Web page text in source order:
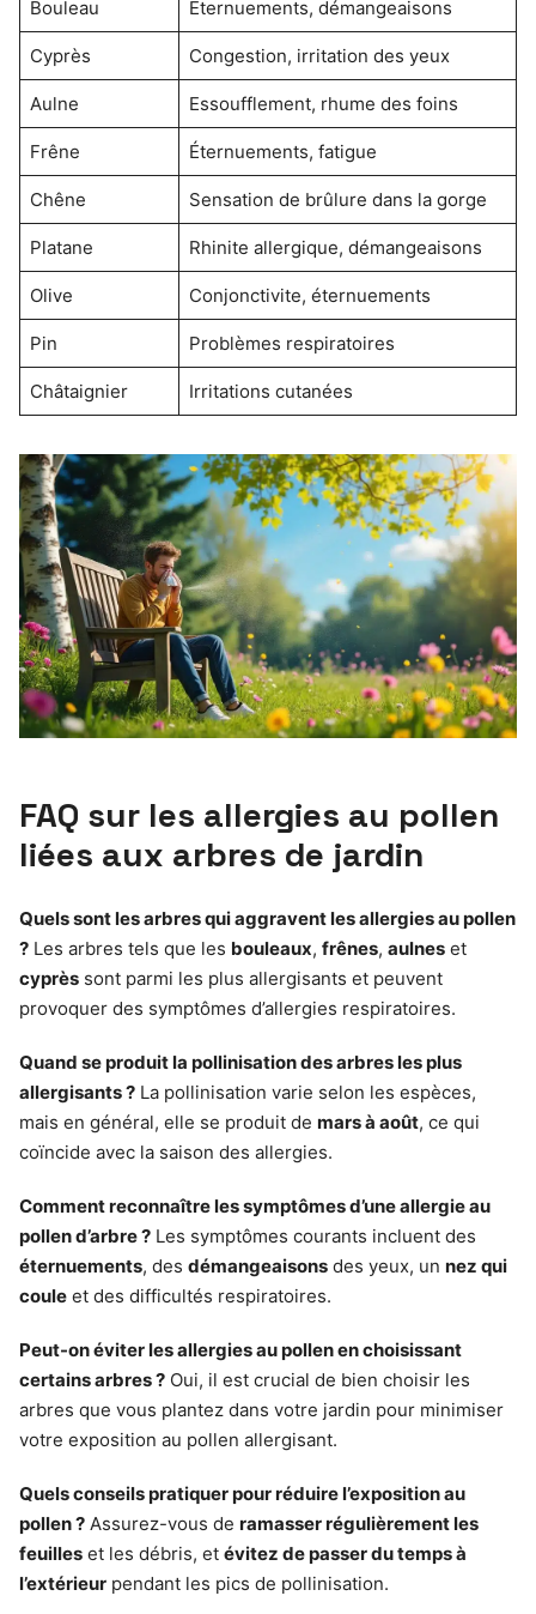
Bouleau Éternuements, démangeaisons
Cyprès Congestion, irritation des yeux
Aulne Essoufflement, rhume des foins
Frêne Éternuements, fatigue
Chêne Sensation de brûlure dans la gorge
Platane Rhinite allergique, démangeaisons
Olive Conjonctivite, éternuements
Pin Problèmes respiratoires
Châtaignier Irritations cutanées
FAQ sur les allergies au pollen
liées aux arbres de jardin
Quels sont les arbres qui aggravent les allergies au pollen
? Les arbres tels que les bouleaux, frênes, aulnes et
cyprès sont parmi les plus allergisants et peuvent
provoquer des symptômes d’allergies respiratoires.
Quand se produit la pollinisation des arbres les plus
allergisants ? La pollinisation varie selon les espèces,
mais en général, elle se produit de mars à août, ce qui
coïncide avec la saison des allergies.
Comment reconnaître les symptômes d’une allergie au
pollen d’arbre ? Les symptômes courants incluent des
éternuements, des démangeaisons des yeux, un nez qui
coule et des difficultés respiratoires.
Peut-on éviter les allergies au pollen en choisissant
certains arbres ? Oui, il est crucial de bien choisir les
arbres que vous plantez dans votre jardin pour minimiser
votre exposition au pollen allergisant.
Quels conseils pratiquer pour réduire l’exposition au
pollen ? Assurez-vous de ramasser régulièrement les
feuilles et les débris, et évitez de passer du temps à
l’extérieur pendant les pics de pollinisation.